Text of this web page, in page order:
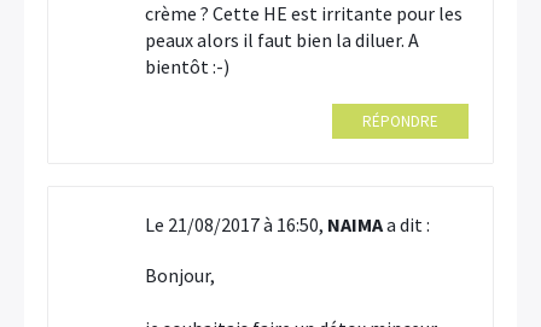
crème ? Cette HE est irritante pour les
peaux alors il faut bien la diluer. A
bientôt :-)
RÉPONDRE
Le 21/08/2017 à 16:50, NAIMAa dit :
Bonjour,